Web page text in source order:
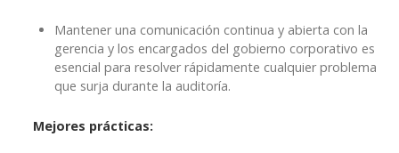
Mantener una comunicación continua y abierta con la
gerencia y los encargados del gobierno corporativo es
esencial para resolver rápidamente cualquier problema
que surja durante la auditoría.
Mejores prácticas: